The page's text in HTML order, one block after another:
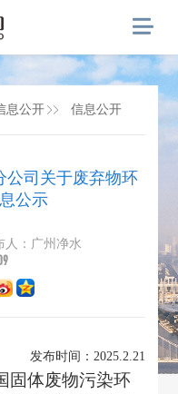
息公开 信息公开
公司关于废弃物环
公示
人：广州净水
发布时间： 2025 2 21
固体废物污染环